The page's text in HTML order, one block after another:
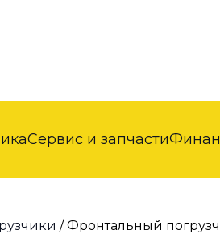
Сервис и запчасти
/ Фронтальный